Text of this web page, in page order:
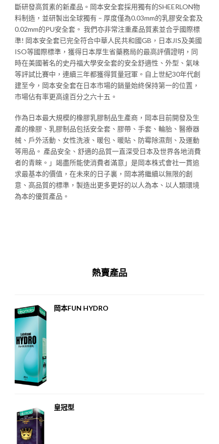
斷研發高質素的新產品。岡本安全套採用獨有的SHEERLON物
料制造，並研製出全球獨有 – 厚度僅為0.03mm的乳膠安全套及
0.02mm的PU安全套。 我們亦非常注重產品質素並合乎國際標
準! 岡本安全套已完全符合中華人民共和國GB，日本JIS及美國
ISO等國際標準，獲得日本厚生省藥務局的最高評價證明，同
時在美國著名的史丹福大學安全套的安全舒適性、外型、氣味
等評試比賽中，連續三年都獲得質量冠軍。自上世紀30年代創
建至今，岡本安全套在日本市場的銷量始終保持第一的位置，
市場佔有率更高達百分之六十五。
作為日本最大規模的橡膠乳膠制品生產商，岡本目前開發及生
產的橡膠、乳膠制品包括安全套、膠帶、手套、輪胎、醫療器
械、戶外活動、女性洗液、暖包、暖貼、防霉除濕劑、及運動
等用品。 產品安全、舒適的品質一直深受日本及世界各地消費
者的青睞。」竭盡所能使消費者滿意」是岡本株式會社一貫追
求最基本的價值，在未來的日子裏，岡本將繼續以無限的創
意、高品質的標準，製造出更多更好的以人為本、以人類環境
為本的優質產品。
熱賣產品
岡本FUN HYDRO
皇冠型